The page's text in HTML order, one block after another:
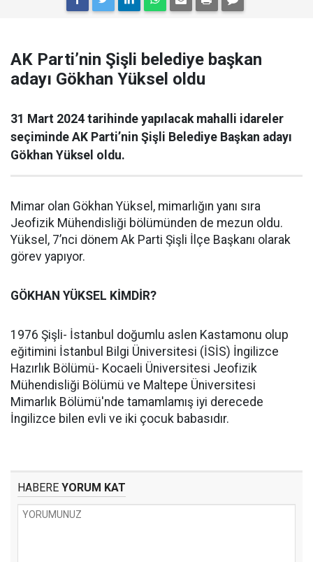
AK Parti’nin Şişli belediye başkan
adayı Gökhan Yüksel oldu
31 Mart 2024 tarihinde yapılacak mahalli idareler
seçiminde AK Parti’nin Şişli Belediye Başkan adayı
Gökhan Yüksel oldu.
Mimar olan Gökhan Yüksel, mimarlığın yanı sıra
Jeofizik Mühendisliği bölümünden de mezun oldu.
Yüksel, 7’nci dönem Ak Parti Şişli İlçe Başkanı olarak
görev yapıyor.
GÖKHAN YÜKSEL KİMDİR?
1976 Şişli- İstanbul doğumlu aslen Kastamonu olup
eğitimini İstanbul Bilgi Üniversitesi (İSİS) İngilizce
Hazırlık Bölümü- Kocaeli Üniversitesi Jeofizik
Mühendisliği Bölümü ve Maltepe Üniversitesi
Mimarlık Bölümü'nde tamamlamış iyi derecede
İngilizce bilen evli ve iki çocuk babasıdır.
HABERE YORUM KAT